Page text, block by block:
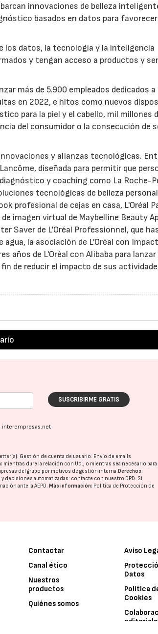
innovaciones de belleza
basados en datos para
los datos, la tecnología y la inteligencia
y tengan acceso a productos y
más de 5.900 empleados dedicados
en 2022, e hitos como nuevos
para la piel y el cabello, mil millones
del consumidor o la consecución de
y alianzas tecnológicas.
diseñada para permitir que
y coaching como La Roche-
tecnológicas de belleza
profesional de cejas en casa, L'Oréal
imagen virtual de Maybelline Beauty
Saver de L'Oréal Professionnel, que
la asociación de L'Oréal con
años de L'Oréal con Alibaba para lanzar
de reducir el impacto de sus
SUSCRIBIRME GRATIS
interempresas.net
Gestión de cuenta de usuario. Envío de emails
mientras dure la relación con Ud., o mientras sea necesario para
del grupo por motivos de gestión interna.Derechos:
decisiones automatizadas: contacte con nuestro DPD. Si
ante laAEPD.Más información: Política de Protección de
Contactar
Canal ético
Nuestros
productos
Quiénes somos
Aviso
Datos
Política
Cookies